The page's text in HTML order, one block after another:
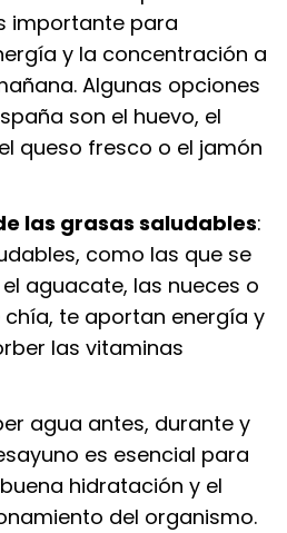
importante para
y la concentración a
Algunas opciones
son el huevo, el
queso fresco o el jamón
las grasas saludables:
como las que se
aguacate, las nueces o
chía, te aportan energía y
las vitaminas
agua antes, durante y
es esencial para
hidratación y el
del organismo.